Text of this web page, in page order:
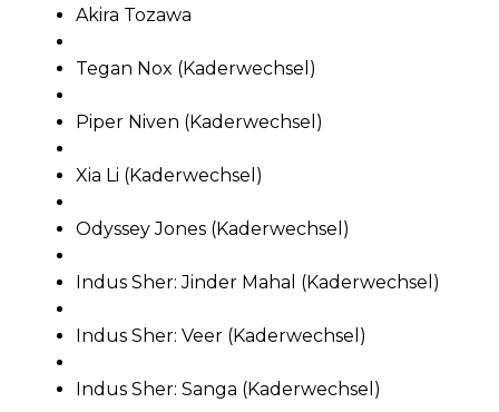
Akira Tozawa
Tegan Nox (Kaderwechsel)
Piper Niven (Kaderwechsel)
Xia Li (Kaderwechsel)
Odyssey Jones (Kaderwechsel)
Indus Sher: Jinder Mahal (Kaderwechsel)
Indus Sher: Veer (Kaderwechsel)
Indus Sher: Sanga (Kaderwechsel)